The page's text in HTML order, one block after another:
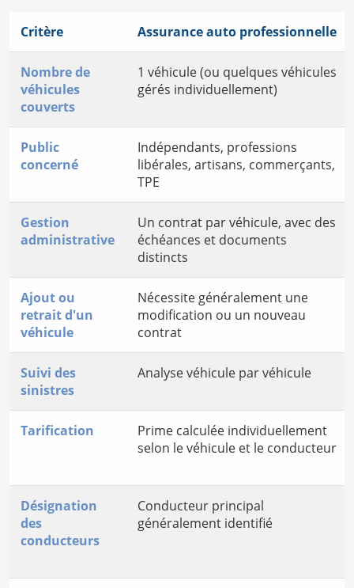
Critère Assurance auto professionnelle
Nombre de
véhicules
couverts
1 véhicule (ou quelques véhicules
gérés individuellement)
Public
concerné
Indépendants, professions
libérales, artisans, commerçants,
TPE
Gestion
administrative
Un contrat par véhicule, avec des
échéances et documents
distincts
Ajout ou
retrait d'un
véhicule
Nécessite généralement une
modification ou un nouveau
contrat
Suivi des
sinistres
Analyse véhicule par véhicule
Tarification
Prime calculée individuellement
selon le véhicule et le conducteur
Désignation
des
conducteurs
Conducteur principal
généralement identifié